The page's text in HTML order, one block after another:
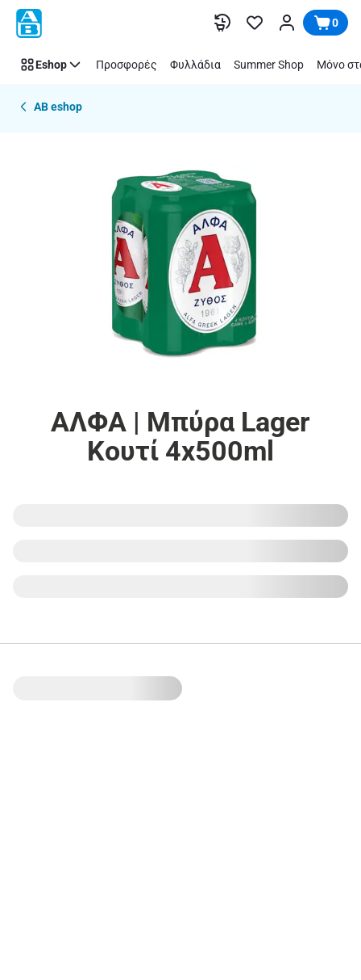
Παράλειψη 0
Eshop Προσφορές Φυλλάδια Summer Shop Μόνο
AB eshop
ΑΛΦΑ | Μπύρα Lager
Κουτί 4x500ml